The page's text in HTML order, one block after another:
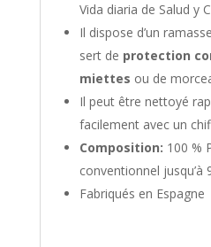
Vida diaria de Salud y
Il dispose d’un
sert de protection
miettes ou de
Il peut être nettoyé
facilement avec un
Composition: 100 %
conventionnel jusqu’à
Fabriqués en Espagne